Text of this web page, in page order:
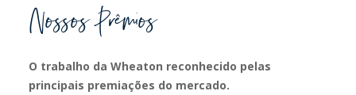
Nossos Prêmios
O trabalho da Wheaton reconhecido pelas
principais premiações do mercado.